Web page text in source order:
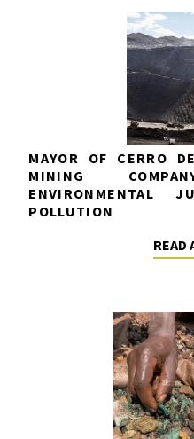
MAYOR OF CERRO
MINING
ENVIRONMENTAL
POLLUTION
READ